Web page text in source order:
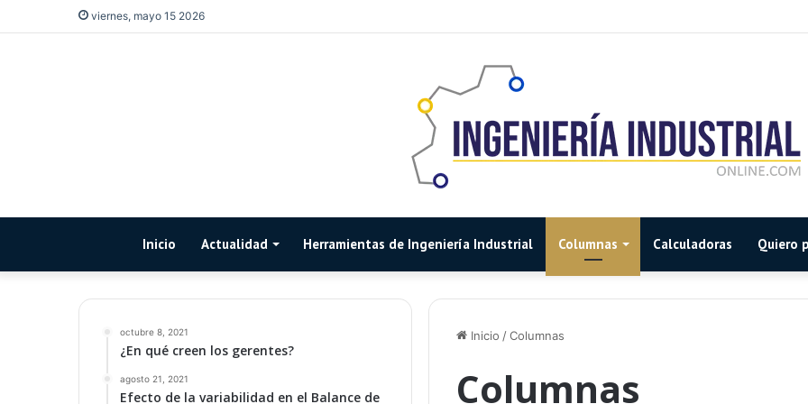
viernes, mayo 15 2026
Inicio Actualidad Herramientas de Ingeniería Industrial Columnas Calculadoras Quiero
Inicio /Columnas
Columnas
octubre 8, 2021
¿En qué creen los gerentes?
agosto 21, 2021
Efecto de la variabilidad en el Balance de